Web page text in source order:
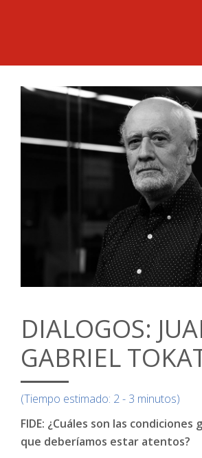
DIALOGOS:
GABRIEL
(Tiempo estimado: 2 - 3 minutos)
FIDE: ¿Cuáles son las condiciones
que deberíamos estar atentos?